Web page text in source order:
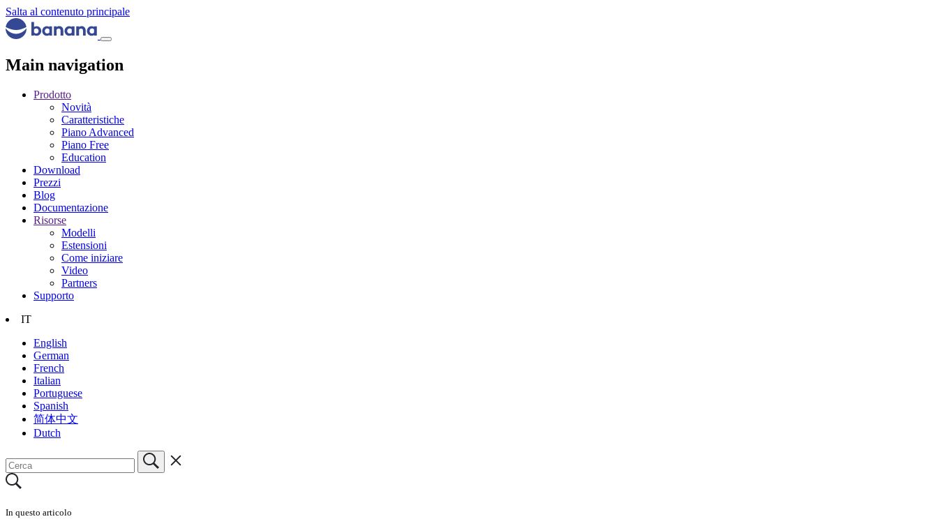
Salta al contenuto principale
Main navigation
Prodotto
Novità
Caratteristiche
Piano Advanced
Piano Free
Education
Download
Prezzi
Blog
Documentazione
Risorse
Modelli
Estensioni
Come iniziare
Video
Partners
Supporto
IT
English
German
French
Italian
Portuguese
Spanish
简体中文
Dutch
In questo articolo